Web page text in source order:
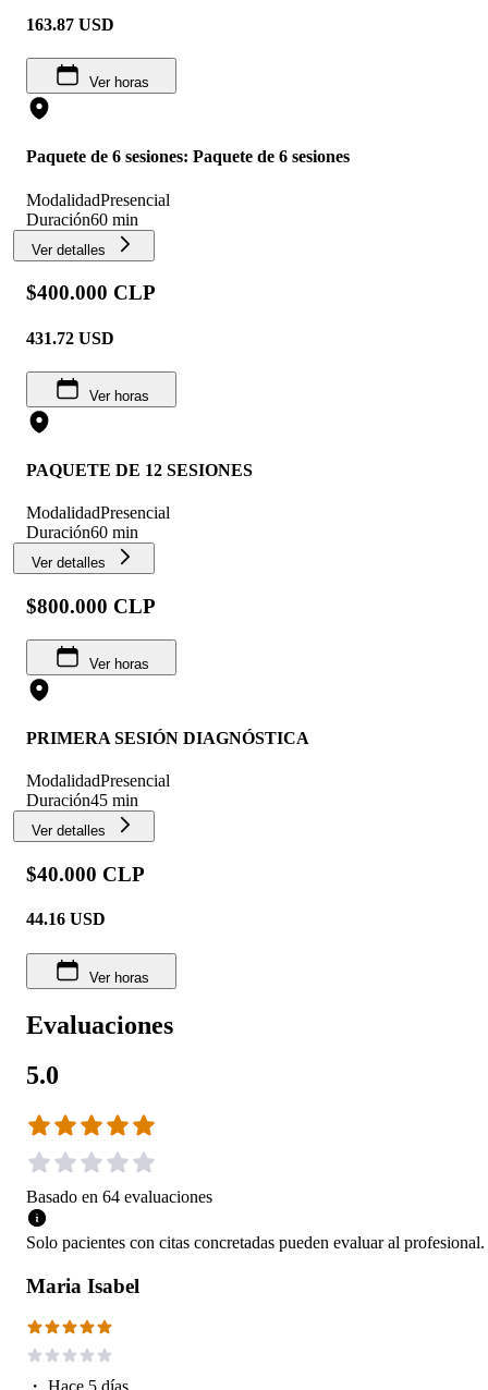
163.87 USD
Ver horas
Paquete de 6 sesiones: Paquete de 6 sesiones
ModalidadPresencial
Duración60 min
Ver detalles
$400.000 CLP
431.72 USD
Ver horas
PAQUETE DE 12 SESIONES
ModalidadPresencial
Duración60 min
Ver detalles
$800.000 CLP
Ver horas
PRIMERA SESIÓN DIAGNÓSTICA
ModalidadPresencial
Duración45 min
Ver detalles
$40.000 CLP
44.16 USD
Ver horas
Evaluaciones
5.0
Basado en 64 evaluaciones
Solo pacientes con citas concretadas pueden evaluar al profesional.
Maria Isabel
・ Hace 5 días